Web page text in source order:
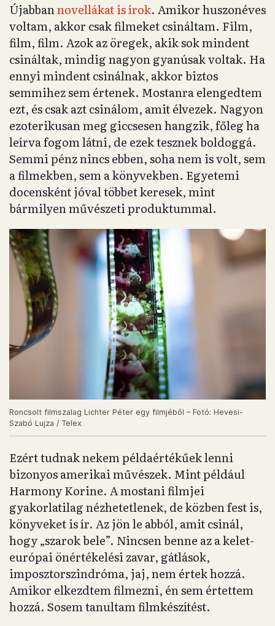
Újabbannovellákat is írok. Amikor huszonéves
voltam, akkor csak filmeket csináltam. Film,
film, film. Azok az öregek, akik sok mindent
csináltak, mindig nagyon gyanúsak voltak. Ha
ennyi mindent csinálnak, akkor biztos
semmihez sem értenek. Mostanra elengedtem
ezt, és csak azt csinálom, amit élvezek. Nagyon
ezoterikusan meg giccsesen hangzik, főleg ha
leírva fogom látni, de ezek tesznek boldoggá.
Semmi pénz nincs ebben, soha nem is volt, sem
a filmekben, sem a könyvekben. Egyetemi
docensként jóval többet keresek, mint
bármilyen művészeti produktummal.
Roncsolt filmszalag Lichter Péter egy filmjéből – Fotó: Hevesi-
Szabó Lujza / Telex
Ezért tudnak nekem példaértékűek lenni
bizonyos amerikai művészek. Mint például
Harmony Korine. A mostani filmjei
gyakorlatilag nézhetetlenek, de közben fest is,
könyveket is ír. Az jön le abból, amit csinál,
hogy „szarok bele”. Nincsen benne az a kelet-
európai önértékelési zavar, gátlások,
imposztorszindróma, jaj, nem értek hozzá.
Amikor elkezdtem filmezni, én sem értettem
hozzá. Sosem tanultam filmkészítést.